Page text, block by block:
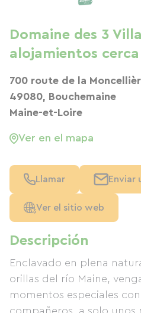
Descripción
Enclavado en plena
orillas del río Maine,
momentos especiales
compañeros, a solo
Domaine des 3
alojamientos cerca
700 route de la
49080, Bouchemaine
Maine-et-Loire
Ver en el mapa
Llamar Enviar
Ver el sitio web